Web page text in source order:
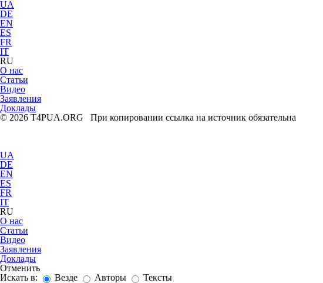
UA
DE
EN
ES
FR
IT
RU
О нас
Статьи
Видео
Заявления
Доклады
© 2026 T4PUA.ORG При копировании ссылка на источник обязательна
UA
DE
EN
ES
FR
IT
RU
О нас
Статьи
Видео
Заявления
Доклады
Отменить
Искать в:
Везде Авторы Тексты